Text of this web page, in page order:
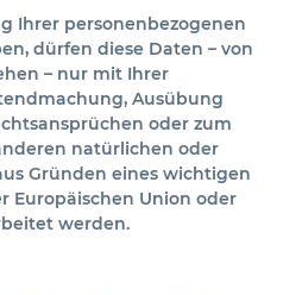
Ihrer personenbezogenen
dürfen diese Daten – von
– nur mit Ihrer
Ausübung
oder zum
natürlichen oder
Gründen eines wichtigen
Europäischen Union oder
werden.